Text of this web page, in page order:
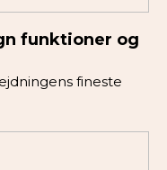
funktioner og
fineste